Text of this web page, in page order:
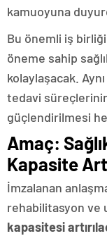
kamuoyuna
Bu önemli iş birliği
öneme sahip
kolaylaşacak.
tedavi süreçlerinin
güçlendirilmesi
Amaç:
Kapasite
İmzalanan
rehabilitasyon ve
kapasitesi